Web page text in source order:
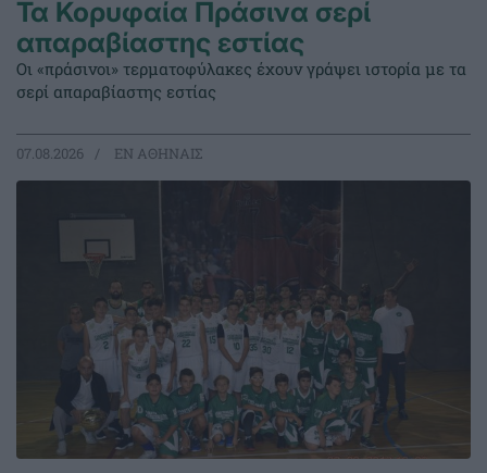
Τα Κορυφαία Πράσινα σερί
απαραβίαστης εστίας
Οι «πράσινοι» τερματοφύλακες έχουν γράψει ιστορία με τα
σερί απαραβίαστης εστίας
07.08.2026 EΝ ΑΘΗΝΑΙΣ